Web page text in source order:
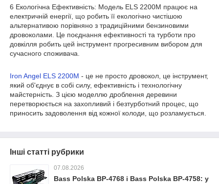
6 Екологічна Ефективність: Модель ELS 2200M працює на
електричній енергії, що робить її екологічно чистішою
альтернативою порівняно з традиційними бензиновими
дровоколами. Це поєднання ефективності та турботи про
довкілля робить цей інструмент прогресивним вибором для
сучасного споживача.
Iron Angel ELS 2200M - це не просто дровокол, це інструмент,
який об'єднує в собі силу, ефективність і технологічну
майстерність. З цією моделлю дроблення деревини
перетворюється на захопливий і безтурботний процес, що
приносить задоволення від кожної колоди, що розламується.
Інші статті рубрики
07.08.2026
Bass Polska BP-4768 і Bass Polska BP-4758: у